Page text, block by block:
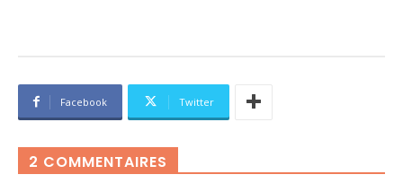
Facebook Twitter
2 COMMENTAIRES